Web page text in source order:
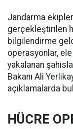
Jandarma
gerçekleştirilen
bilgilendirme
operasyonlar,
yakalanan
Bakanı Ali
açıklamalarda
HÜCRE